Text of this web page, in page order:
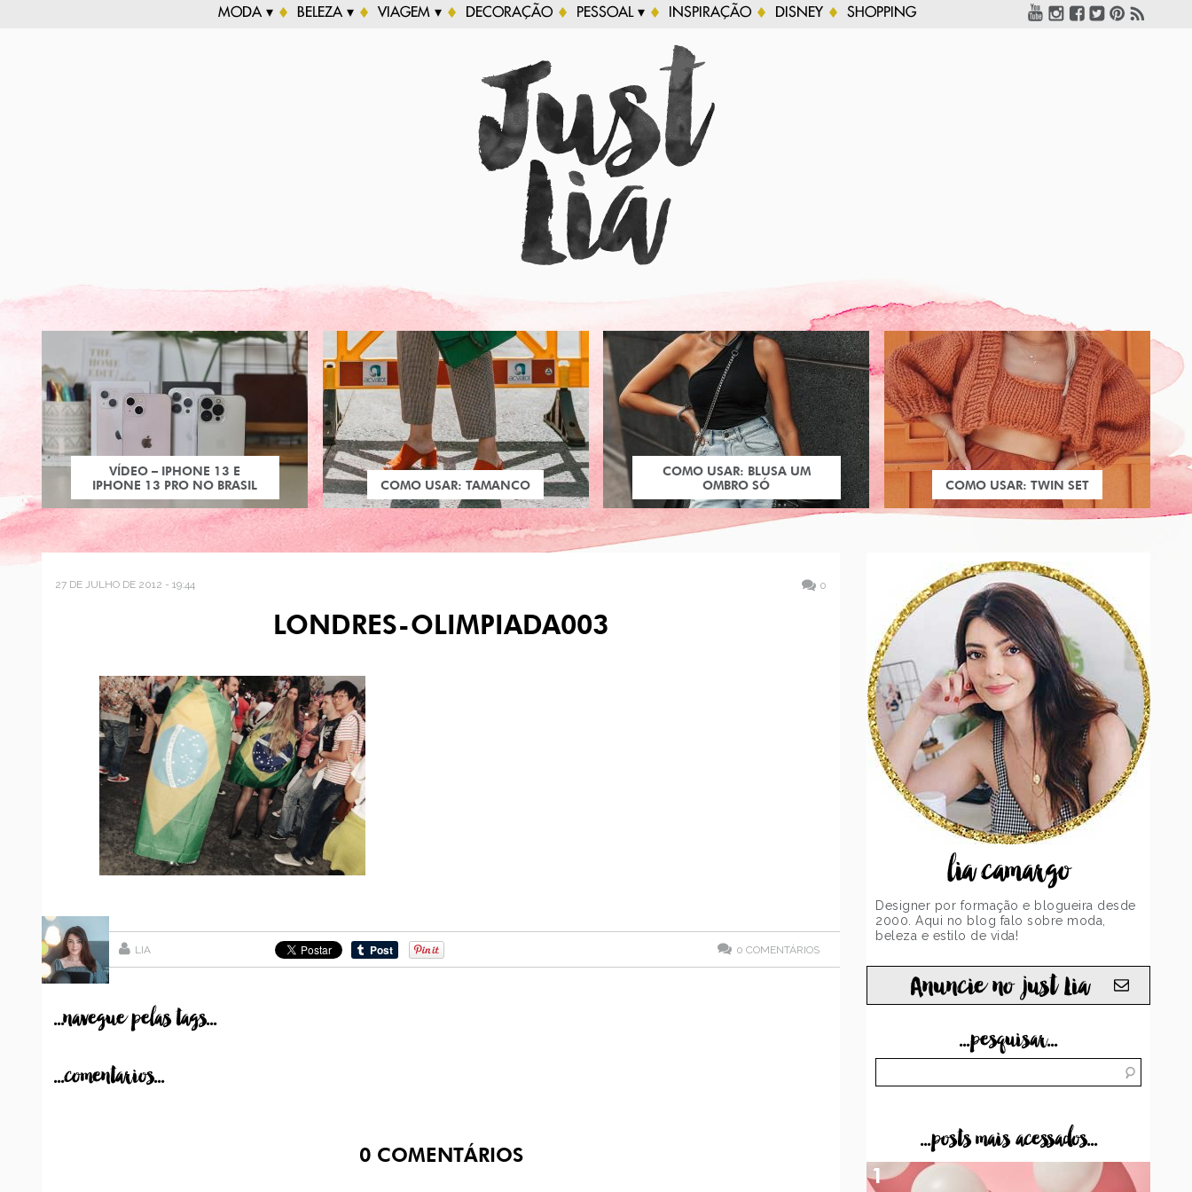
MODA ▾ BELEZA ▾ VIAGEM ▾ DECORAÇÃO PESSOAL ▾ INSPIRAÇÃO DISNEY SHOPPING
VÍDEO – IPHONE 13 E
IPHONE 13 PRO NO BRASIL
COMO USAR: TAMANCO
COMO USAR: BLUSA UM
OMBRO SÓ
COMO USAR: TWIN SET
27 DE JULHO DE 2012 - 19:44 0
LONDRES-OLIMPIADA003
LIA 0 COMENTÁRIOS
...navegue pelas tags...
...comentarios...
0COMENTÁRIOS
lia camargo
Designer por formação e blogueira desde
2000. Aqui no blog falo sobre moda,
beleza e estilo de vida!
Anuncie no just Lia
...pesquisar...
...posts mais acessados...
1